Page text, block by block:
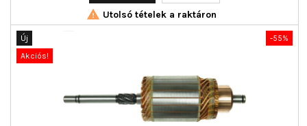
 Utolsó tételek a raktáron
-55%
Új
Akciós!